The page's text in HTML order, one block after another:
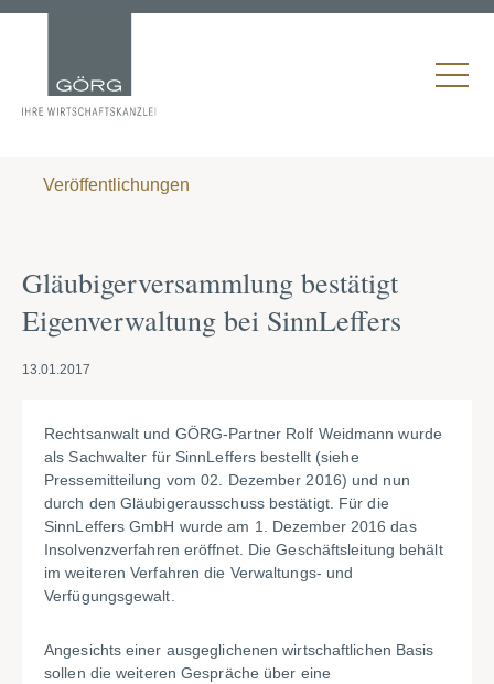
Veröffentlichungen
Gläubigerversammlung bestätigt
Eigenverwaltung bei SinnLeffers
13.01.2017
Rechtsanwalt und GÖRG-Partner Rolf Weidmann wurde
als Sachwalter für SinnLeffers bestellt (siehe
Pressemitteilung vom 02. Dezember 2016) und nun
durch den Gläubigerausschuss bestätigt. Für die
SinnLeffers GmbH wurde am 1. Dezember 2016 das
Insolvenzverfahren eröffnet. Die Geschäftsleitung behält
im weiteren Verfahren die Verwaltungs- und
Verfügungsgewalt.
Angesichts einer ausgeglichenen wirtschaftlichen Basis
sollen die weiteren Gespräche über eine